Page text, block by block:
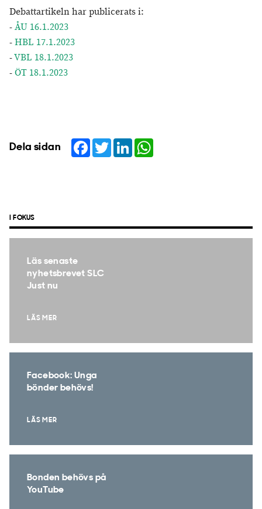
Debattartikeln har publicerats i:
-ÅU 16.1.2023
-HBL 17.1.2023
-VBL 18.1.2023
-ÖT 18.1.2023
Dela sidan Facebook
TwitterLinkedIn
I FOKUS
Läs senaste
nyhetsbrevet SLC
Just nu
LÄS MER
Facebook: Unga
bönder behövs!
LÄS MER
Bonden behövs på
YouTube